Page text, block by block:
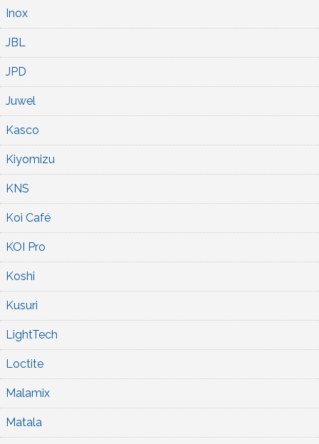
Inox
JBL
JPD
Juwel
Kasco
Kiyomizu
KNS
Koi Café
KOI Pro
Koshi
Kusuri
LightTech
Loctite
Malamix
Matala